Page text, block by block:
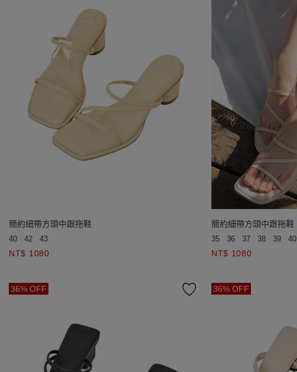
簡約細帶方頭中跟拖鞋
40 42 43
NT$ 1080
簡約細帶方頭中跟拖鞋
35 36 37 38 39 40
NT$ 1080
36% OFF 36% OFF